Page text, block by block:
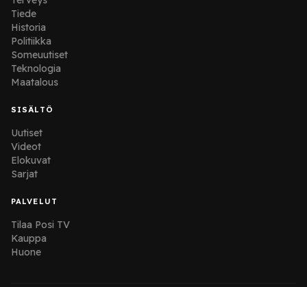
Tiede
Historia
Politiikka
Someuutiset
Teknologia
Maatalous
SISÄLTÖ
Uutiset
Videot
Elokuvat
Sarjat
PALVELUT
Tilaa Posi TV
Kauppa
Huone